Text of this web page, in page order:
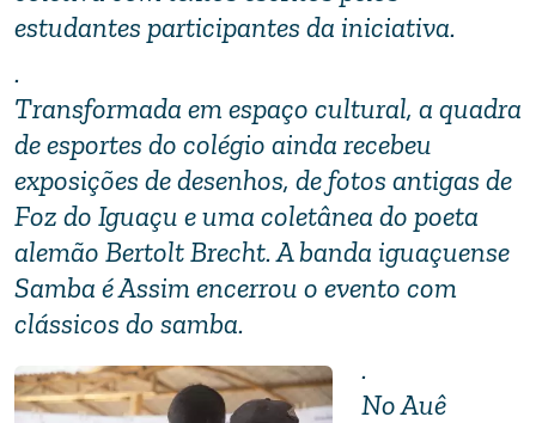
estudantes participantes da iniciativa.
.
Transformada em espaço cultural, a quadra
de esportes do colégio ainda recebeu
exposições de desenhos, de fotos antigas de
Foz do Iguaçu e uma coletânea do poeta
alemão Bertolt Brecht. A banda iguaçuense
Samba é Assim encerrou o evento com
clássicos do samba.
.
No Auê